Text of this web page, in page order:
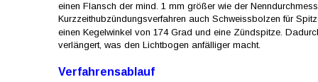
einen Flansch der mind. 1 mm größer wie der
Kurzzeithubzündungsverfahren auch Schweissbolzen für
einen Kegelwinkel von 174 Grad und eine Zündspitze.
verlängert, was den Lichtbogen anfälliger macht.
Verfahrensablauf